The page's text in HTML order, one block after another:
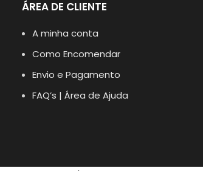
ÁREA DE CLIENTE
A minha conta
Como Encomendar
Envio e Pagamento
FAQ’s | Área de Ajuda